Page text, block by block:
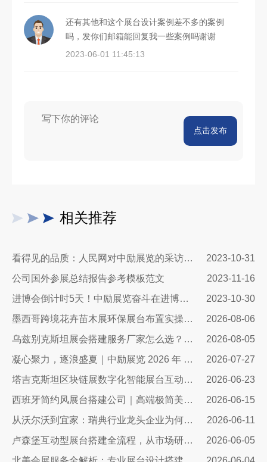
还有其他和这个展台设计案例差不多的案例
吗，发你们邮箱能回复我一些案例吗谢谢
2023-06-01 11:45:13
点击发布
相关推荐
看得见的品质：人民网对中励展览的采访报道
2023-10-31
公司国外参展总结报告参考模板范文
2023-11-16
进博会倒计时5天！中励展览奋斗在进博会开幕式之前！
2023-10-30
墨西哥跨境花卉苗木展环保展台布置实操指南：避开行业骗局，靠绿色展台拿下北美花卉订单
2026-08-06
乌兹别克斯坦展会搭建服务厂家怎么选？避开行业乱象，实地工厂服务商才是参展标配
2026-08-05
凝心聚力，逐浪盛夏｜中励展览 2026 年 7 月莫干山三日团建之旅圆满收官
2026-07-27
塔吉克斯坦区块链展数字化智能展台互动区全方案：高转化、可溯源、适配中亚数字市场的展台搭建指南
2026-06-23
西班牙简约风展台搭建公司｜高端极简美学，打造欧洲展会专属展示空间
2026-06-15
从沃尔沃到宜家：瑞典行业龙头企业为何信赖我们的展台设计？
2026-06-11
卢森堡互动型展台搭建全流程，从市场研判、方案设计、技术落地……
2026-06-05